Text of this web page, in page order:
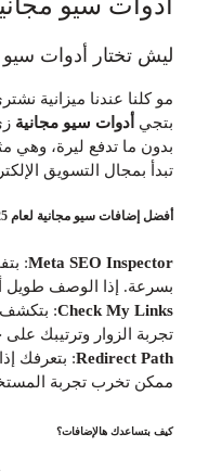
تختار أدوات سيو
أدوات سيو مجانيةزي
ما تدفع ليرة، وهي
بمجال التسويق
إضافات سيو مجانية لعام 2025
Meta SEO : بتفحص
إذا الوصف طويل أو
Check My
الزوار وترتيبك على جوجل.
Redirect
تخرب تجربة المستخدم.
بتساعدك هالإضافات؟